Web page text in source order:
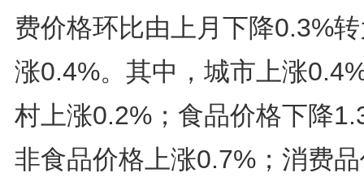
费价格环比由上月下降0.3%
涨0.4%。其中，城市上涨
村上涨0.2%；食品价格下降
非食品价格上涨0.7%；消费